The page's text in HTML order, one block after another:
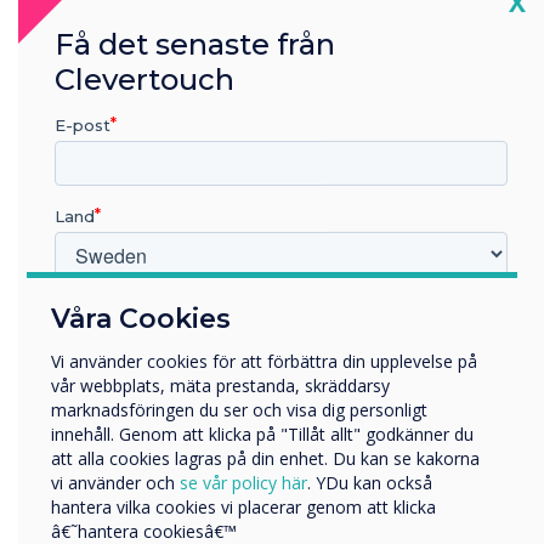
Microsoft 365
Läs mer
Våra Cookies
Vi använder cookies för att förbättra din upplevelse på
vår webbplats, mäta prestanda, skräddarsy
marknadsföringen du ser och visa dig personligt
innehåll. Genom att klicka på "Tillåt allt" godkänner du
att alla cookies lagras på din enhet. Du kan se kakorna
vi använder och se vår policy här. YDu kan också
hantera vilka cookies vi placerar genom att klicka
â€˜hantera cookiesâ€™
Få det senaste från
Clevertouch
E-post
Land
Vilken bransch arbetar du inom?
Företag
Övriga
Företagets namn
Vi skulle vilja kontakta dig angående våra produkter och